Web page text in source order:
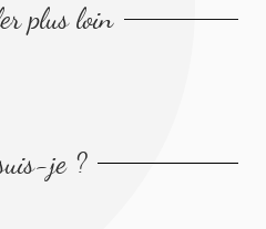
plus loin
je ?